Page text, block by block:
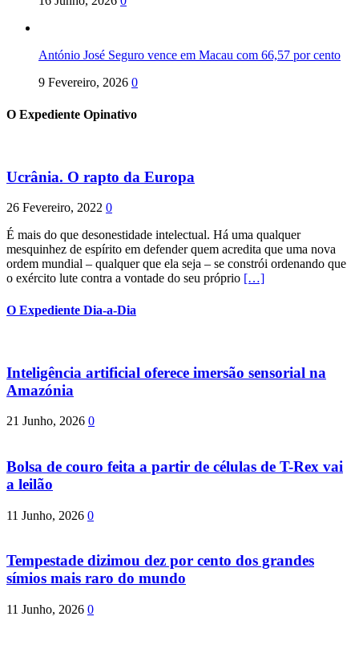
António José Seguro vence em Macau com 66,57 por cento
9 Fevereiro, 2026 0
O Expediente Opinativo
Ucrânia. O rapto da Europa
26 Fevereiro, 2022 0
É mais do que desonestidade intelectual. Há uma qualquer
mesquinhez de espírito em defender quem acredita que uma nova
ordem mundial – qualquer que ela seja – se constrói ordenando que
o exército lute contra a vontade do seu próprio […]
O Expediente Dia-a-Dia
Inteligência artificial oferece imersão sensorial na
Amazónia
21 Junho, 2026 0
Bolsa de couro feita a partir de células de T-Rex vai
a leilão
11 Junho, 2026 0
Tempestade dizimou dez por cento dos grandes
símios mais raro do mundo
11 Junho, 2026 0